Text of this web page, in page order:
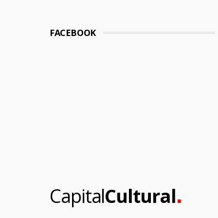
FACEBOOK
CapitalCultural.